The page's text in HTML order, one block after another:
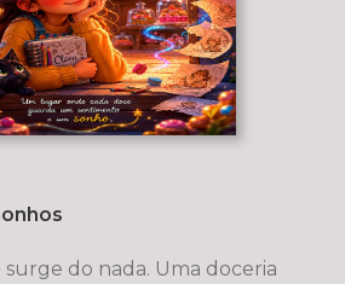
do nada. Uma doceria